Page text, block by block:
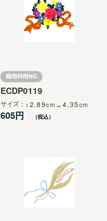
ECDP0119
サイズ 2.89 4.35
605円